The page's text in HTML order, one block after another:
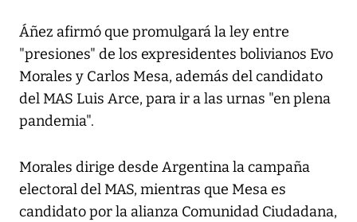
Áñez afirmó que promulgará la ley entre
"presiones" de los expresidentes bolivianos Evo
Morales y Carlos Mesa, además del candidato
del MAS Luis Arce, para ir a las urnas "en plena
pandemia".
Morales dirige desde Argentina la campaña
electoral del MAS, mientras que Mesa es
candidato por la alianza Comunidad Ciudadana,